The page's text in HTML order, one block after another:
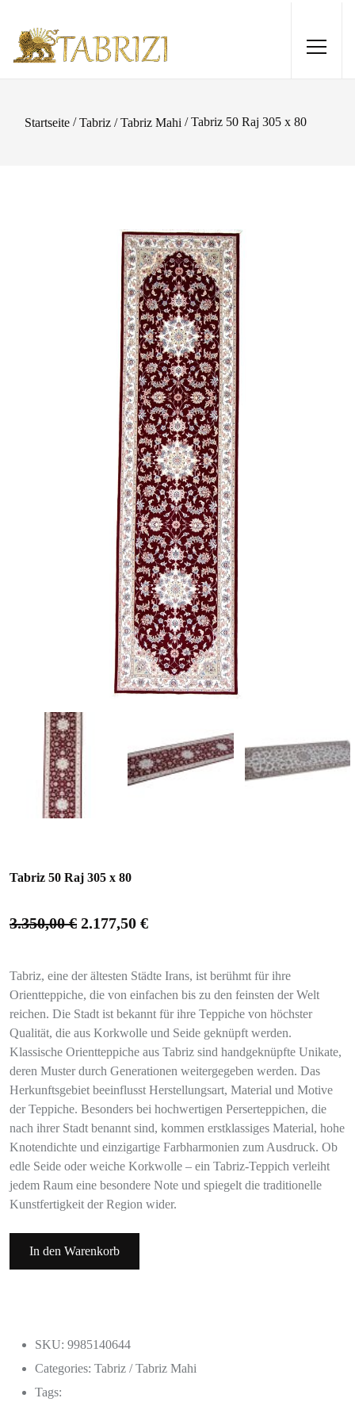
Startseite /Tabriz / Tabriz Mahi / Tabriz 50 Raj 305 x 80
Tabriz 50 Raj 305 x 80
3.350,00€ 2.177,50 €
Tabriz, eine der ältesten Städte Irans, ist berühmt für ihre
Orientteppiche, die von einfachen bis zu den feinsten der Welt
reichen. Die Stadt ist bekannt für ihre Teppiche von höchster
Qualität, die aus Korkwolle und Seide geknüpft werden.
Klassische Orientteppiche aus Tabriz sind handgeknüpfte Unikate,
deren Muster durch Generationen weitergegeben werden. Das
Herkunftsgebiet beeinflusst Herstellungsart, Material und Motive
der Teppiche. Besonders bei hochwertigen Perserteppichen, die
nach ihrer Stadt benannt sind, kommen erstklassiges Material, hohe
Knotendichte und einzigartige Farbharmonien zum Ausdruck. Ob
edle Seide oder weiche Korkwolle – ein Tabriz-Teppich verleiht
jedem Raum eine besondere Note und spiegelt die traditionelle
Kunstfertigkeit der Region wider.
In den Warenkorb
SKU: 9985140644
Categories: Tabriz / Tabriz Mahi
Tags:
Tabriz 300x196
720,00€